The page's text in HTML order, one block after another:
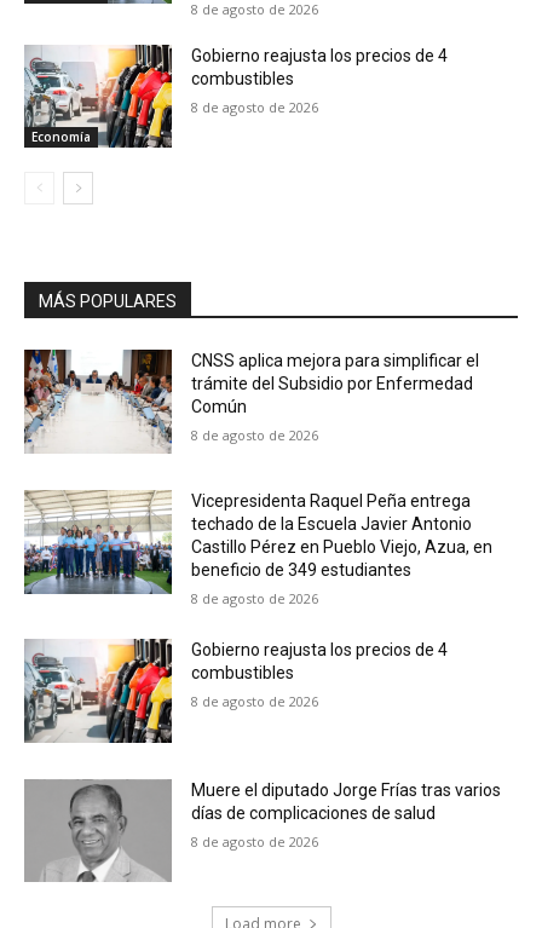
8 de agosto de 2026
Economía
Gobierno reajusta los precios de 4
combustibles
8 de agosto de 2026
MÁS POPULARES
CNSS aplica mejora para simplificar el
trámite del Subsidio por Enfermedad
Común
8 de agosto de 2026
Vicepresidenta Raquel Peña entrega
techado de la Escuela Javier Antonio
Castillo Pérez en Pueblo Viejo, Azua, en
beneficio de 349 estudiantes
8 de agosto de 2026
Gobierno reajusta los precios de 4
combustibles
8 de agosto de 2026
Muere el diputado Jorge Frías tras varios
días de complicaciones de salud
8 de agosto de 2026